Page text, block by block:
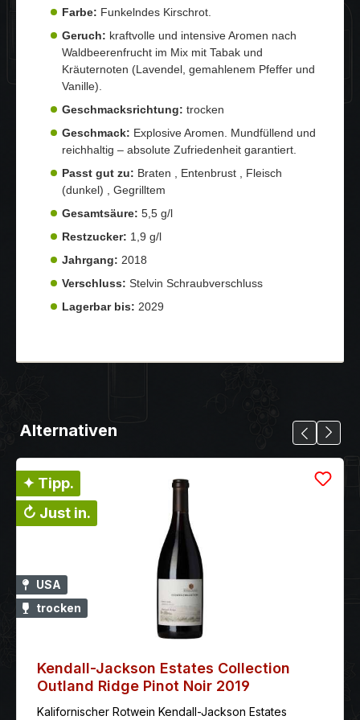
Farbe: Funkelndes Kirschrot.
Geruch: kraftvolle und intensive Aromen nach
Waldbeerenfrucht im Mix mit Tabak und
Kräuternoten (Lavendel, gemahlenem Pfeffer und
Vanille).
Geschmacksrichtung: trocken
Geschmack: Explosive Aromen. Mundfüllend und
reichhaltig – absolute Zufriedenheit garantiert.
Passt gut zu: Braten , Entenbrust , Fleisch
(dunkel) , Gegrilltem
Gesamtsäure: 5,5 g/l
Restzucker: 1,9 g/l
Jahrgang: 2018
Verschluss: Stelvin Schraubverschluss
Lagerbar bis: 2029
Alternativen
✦ Tipp.
↻ Just in.
USA
trocken
Kendall-Jackson Estates Collection
Outland Ridge Pinot Noir 2019
Kalifornischer Rotwein Kendall-Jackson Estates